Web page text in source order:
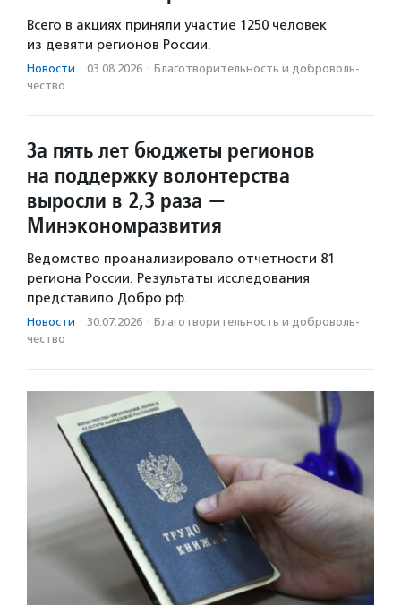
Всего в акциях приняли участие 1250 человек
из девяти регионов России.
Новости · 03.08.2026 · Благотвори­тель­ность и доброволь­
чест­во
За пять лет бюджеты регионов
на поддержку волонтерства
выросли в 2,3 раза —
Минэкономразвития
Ведомство проанализировало отчетности 81
региона России. Результаты исследования
представило Добро.рф.
Новости · 30.07.2026 · Благотвори­тель­ность и доброволь­
чест­во